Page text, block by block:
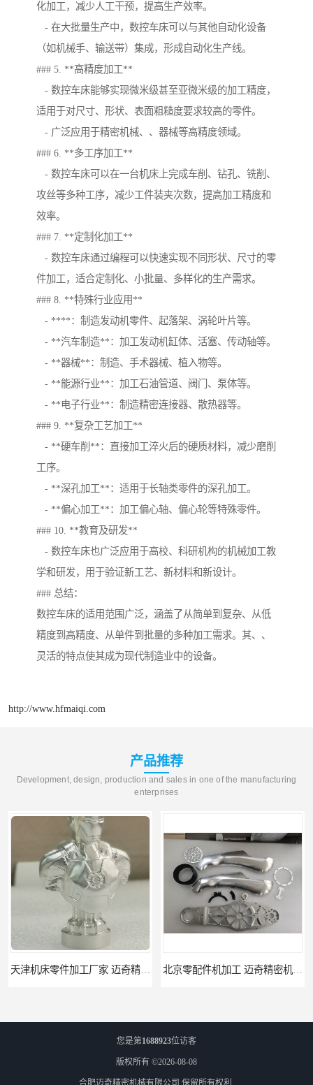
化加工，减少人工干预，提高生产效率。
- 在大批量生产中，数控车床可以与其他自动化设备
（如机械手、输送带）集成，形成自动化生产线。
### 5. **高精度加工**
- 数控车床能够实现微米级甚至亚微米级的加工精度，
适用于对尺寸、形状、表面粗糙度要求较高的零件。
- 广泛应用于精密机械、、器械等高精度领域。
### 6. **多工序加工**
- 数控车床可以在一台机床上完成车削、钻孔、铣削、
攻丝等多种工序，减少工件装夹次数，提高加工精度和
效率。
### 7. **定制化加工**
- 数控车床通过编程可以快速实现不同形状、尺寸的零
件加工，适合定制化、小批量、多样化的生产需求。
### 8. **特殊行业应用**
- ****：制造发动机零件、起落架、涡轮叶片等。
- **汽车制造**：加工发动机缸体、活塞、传动轴等。
- **器械**：制造、手术器械、植入物等。
- **能源行业**：加工石油管道、阀门、泵体等。
- **电子行业**：制造精密连接器、散热器等。
### 9. **复杂工艺加工**
- **硬车削**：直接加工淬火后的硬质材料，减少磨削
工序。
- **深孔加工**：适用于长轴类零件的深孔加工。
- **偏心加工**：加工偏心轴、偏心轮等特殊零件。
### 10. **教育及研发**
- 数控车床也广泛应用于高校、科研机构的机械加工教
学和研发，用于验证新工艺、新材料和新设计。
### 总结：
数控车床的适用范围广泛，涵盖了从简单到复杂、从低
精度到高精度、从单件到批量的多种加工需求。其、、
灵活的特点使其成为现代制造业中的设备。
http://www.hfmaiqi.com
产品推荐
Development, design, production and sales in one of the manufacturing
enterprises
您是第1688923位访客
版权所有 ©2026-08-08
合肥迈奇精密机械有限公司 保留所有权利.